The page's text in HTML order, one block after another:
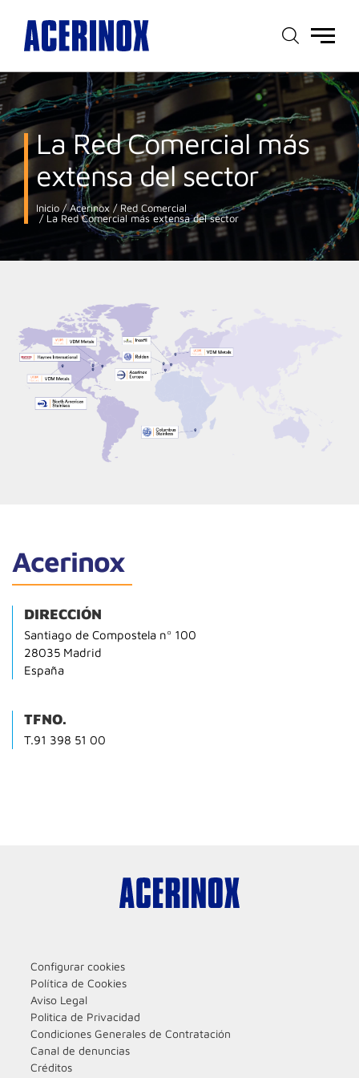
Menú
La Red Comercial más
extensa del sector
Inicio Acerinox Red Comercial
La Red Comercial más extensa del sector
Acerinox
DIRECCIÓN
Santiago de Compostela nº 100
28035 Madrid
España
TFNO.
T.91 398 51 00
Configurar cookies
Política de Cookies
Aviso Legal
Politica de Privacidad
Condiciones Generales de Contratación
Canal de denuncias
Créditos